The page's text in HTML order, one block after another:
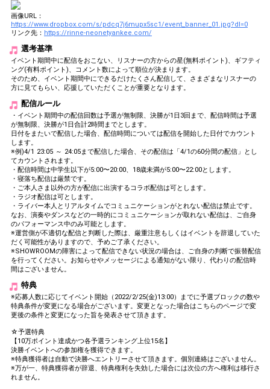
画像URL：
https://www.dropbox.com/s/pdcq7j6mupx5sc1/event_banner_01.jpg?dl=0
リンク先： https://rinne-neonetyankee.com/
選考基準
イベント期間中に配信をおこない、リスナーの方からの星(無料ポイント)、ギフティ
ング(有料ポイント)、コメント数によって順位が決まります。
そのため、イベント期間中にできるだけたくさん配信して、さまざまなリスナーの
方に見てもらい、応援していただくことが重要となります。
配信ルール
・イベント期間中の配信回数は予選が無制限、決勝が1日3回まで、配信時間は予選
が無制限、決勝が1日合計2時間までとします。
日付をまたいで配信した場合、配信時間については配信を開始した日付でカウント
します。
※例)4/1 23:05 ～ 24:05まで配信した場合、その配信は「4/1の60分間の配信」とし
てカウントされます。
・配信時間は中学生以下が5:00〜20:00、18歳未満が5:00〜22:00とします。
・寝落ち配信は厳禁です。
・ご本人さま以外の方が配信に出演するコラボ配信は可とします。
・ラジオ配信は可とします。
・ライバー本人とリアルタイムでコミュニケーションがとれない配信は禁止です。
なお、演奏やダンスなどの一時的にコミュニケーションが取れない配信は、ご自身
のパフォーマンス中のみ可能とします。
※運営側が不適切な配信と判断した際は、厳重注意もしくはイベントを辞退していた
だく可能性がありますので、予めご了承ください。
※SHOWROOMの障害によって配信できない状況の場合は、ご自身の判断で振替配信
を行ってください。お知らせやメッセージによる通知がない限り、代わりの配信時
間はございません。
特典
※応募人数に応じてイベント開始（2022/2/25(金)13:00）までに予選ブロックの数や
特典条件が変更になる場合がございます。変更となった場合はこちらのページで変
更後の条件と変更になった旨を発表させて頂きます。
☆予選特典
【10万ポイント達成かつ各予選ランキング上位15名】
決勝イベントへの参加権を獲得できます。
※特典獲得者は自動で決勝へエントリーさせて頂きます。個別連絡はございません。
※万が一、特典獲得者が辞退、特典権利を失効した場合には次位の方へ権利は移行さ
れません。